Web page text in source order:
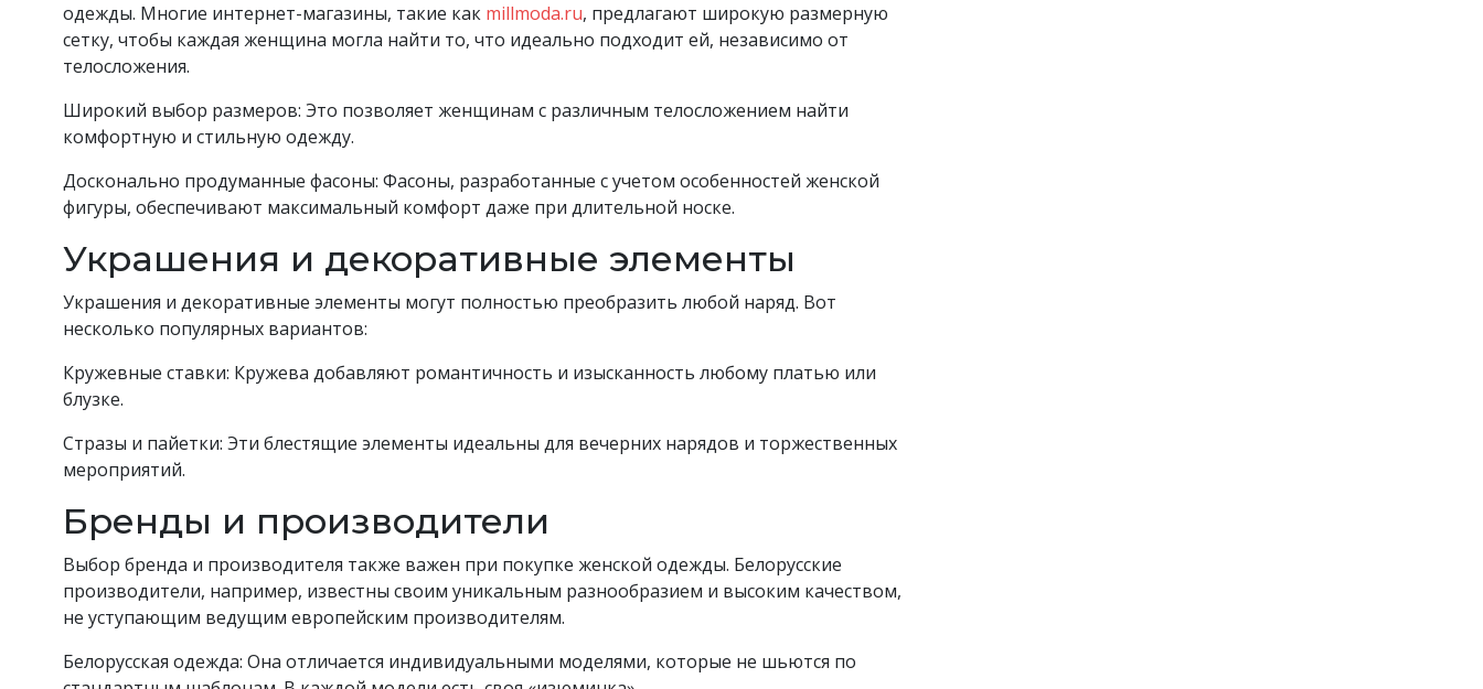
одежды. Многие интернет-магазины, такие как millmoda.ru, предлагают широкую размерную
сетку, чтобы каждая женщина могла найти то, что идеально подходит ей, независимо от
телосложения.
Широкий выбор размеров: Это позволяет женщинам с различным телосложением найти
комфортную и стильную одежду.
Досконально продуманные фасоны: Фасоны, разработанные с учетом особенностей женской
фигуры, обеспечивают максимальный комфорт даже при длительной носке.
Украшения и декоративные элементы
Украшения и декоративные элементы могут полностью преобразить любой наряд. Вот
несколько популярных вариантов:
Кружевные ставки: Кружева добавляют романтичность и изысканность любому платью или
блузке.
Стразы и пайетки: Эти блестящие элементы идеальны для вечерних нарядов и торжественных
мероприятий.
Бренды и производители
Выбор бренда и производителя также важен при покупке женской одежды. Белорусские
производители, например, известны своим уникальным разнообразием и высоким качеством,
не уступающим ведущим европейским производителям.
Белорусская одежда: Она отличается индивидуальными моделями, которые не шьются по